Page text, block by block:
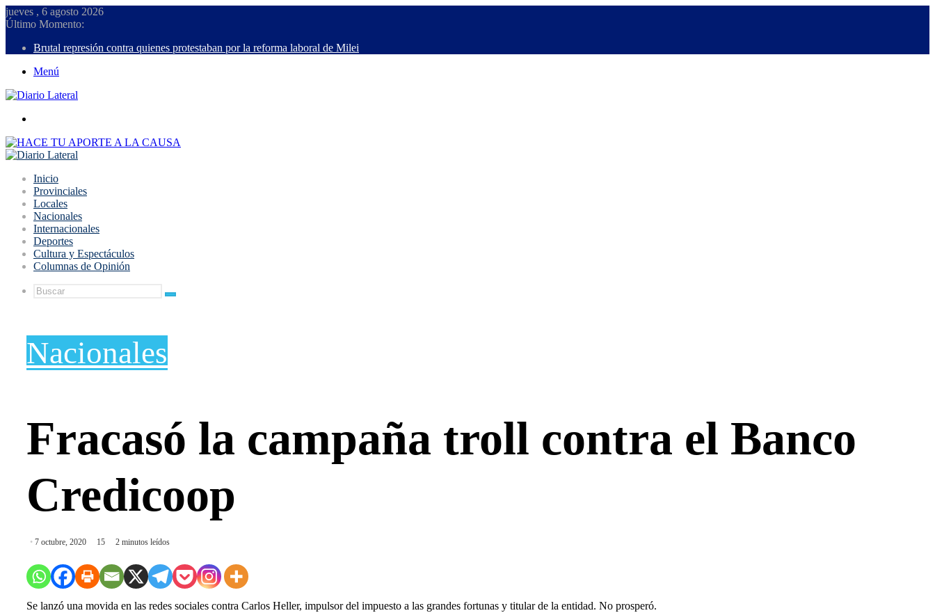
jueves , 6 agosto 2026
Último Momento:
Brutal represión contra quienes protestaban por la reforma laboral de Milei
Menú
Inicio
Provinciales
Locales
Nacionales
Internacionales
Deportes
Cultura y Espectáculos
Columnas de Opinión
Buscar
Nacionales
Fracasó la campaña troll contra el Banco
Credicoop
7 octubre, 2020 15 2 minutos leídos
Se lanzó una movida en las redes sociales contra Carlos Heller, impulsor del impuesto a las grandes fortunas y titular de la entidad. No prosperó.